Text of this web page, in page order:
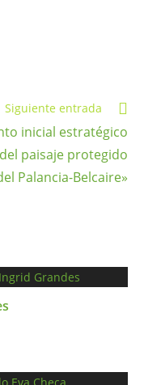
Siguiente entrada
inicial estratégico
paisaje protegido
Palancia-Belcaire»